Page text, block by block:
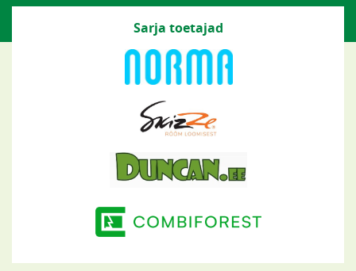
Sarja toetajad